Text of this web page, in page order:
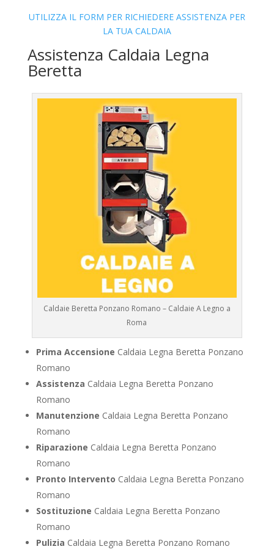
UTILIZZA IL FORM PER RICHIEDERE ASSISTENZA PER
LA TUA CALDAIA
Assistenza Caldaia Legna
Beretta
Caldaie Beretta Ponzano Romano – Caldaie A Legno a
Roma
Prima Accensione Caldaia Legna Beretta Ponzano
Romano
Assistenza Caldaia Legna Beretta Ponzano
Romano
Manutenzione Caldaia Legna Beretta Ponzano
Romano
Riparazione Caldaia Legna Beretta Ponzano
Romano
Pronto Intervento Caldaia Legna Beretta Ponzano
Romano
Sostituzione Caldaia Legna Beretta Ponzano
Romano
Pulizia Caldaia Legna Beretta Ponzano Romano